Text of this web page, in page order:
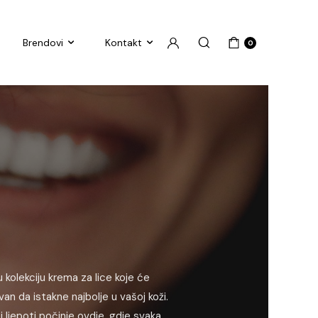
Brendovi Kontakt 0
krema za lice koje će
da istakne najbolje u vašoj koži.